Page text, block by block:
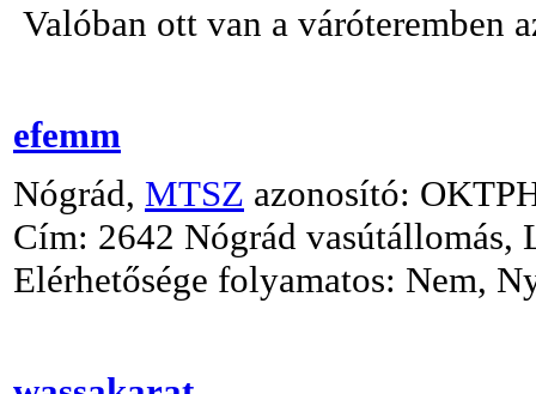
Valóban ott van a váróteremben
efemm
Nógrád, MTSZ azonosító:
Cím: 2642 Nógrád vasútállomás,
Elérhetősége folyamatos: Nem,